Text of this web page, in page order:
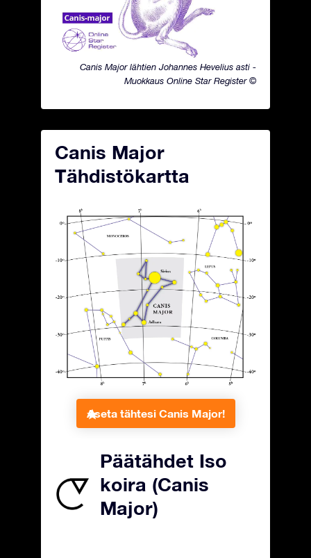
Canis Major lähtien Johannes Hevelius asti -
Muokkaus Online Star Register ©
Canis Major
Tähdistökartta
Aseta tähtesi Canis Major!
Päätähdet Iso
koira (Canis
Major)